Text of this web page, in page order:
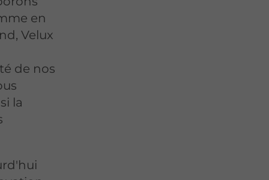
en
Velux
de nos
la